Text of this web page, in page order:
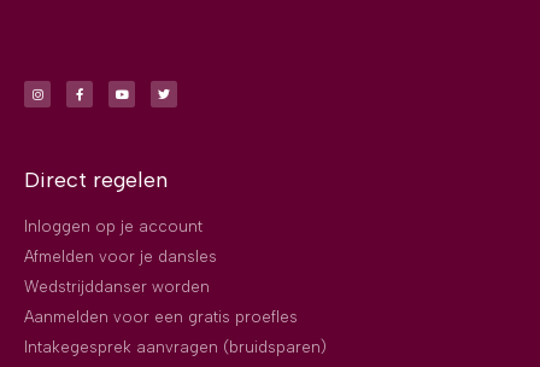
Direct regelen
Inloggen op je account
Afmelden voor je dansles
Wedstrijddanser worden
Aanmelden voor een gratis proefles
Intakegesprek aanvragen (bruidsparen)